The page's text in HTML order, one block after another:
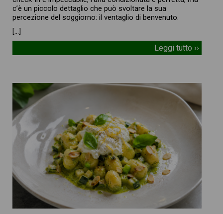
c’è un piccolo dettaglio che può svoltare la sua
percezione del soggiorno: il ventaglio di benvenuto.
[…]
Leggi tutto ››